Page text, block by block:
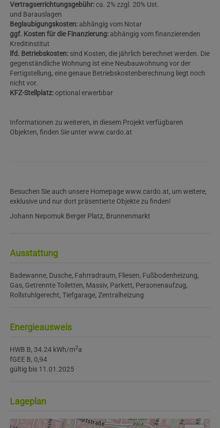
Vertragserrichtungsgebühr:ca. 2% zzgl. 20% Ust.
und Barauslagen
Beglaubigungskosten: abhängig vom Notar
ggf. Kosten für die Finanzierung: abhängig vom finanzierenden
Kreditinstitut
lfd. Betriebskosten: sind Kosten, die jährlich berechnet werden. Die
gegenständliche Wohnung ist eine Neubauwohnung vor der
Fertigstellung, eine genaue Betriebskostenberechnung liegt noch
nicht vor.
KFZ-Stellplatz:optional erwerbbar
Informationen zu weiteren, in diesem Projekt verfügbaren
Objekten, finden Sie unter www.cardo.at
Besuchen Sie auch unsere Homepage www.cardo.at, um weitere,
exklusive und nur dort präsentierte Objekte zu finden!
Johann Nepomuk Berger Platz, Brunnenmarkt
Ausstattung
Badewanne Dusche Fahrradraum Fliesen Fußbodenheizung
Gas Getrennte Toiletten Massiv Parkett Personenaufzug
Rollstuhlgerecht Tiefgarage Zentralheizung
Energieausweis
HWB B, 34.24 kWh/m2a
fGEE B, 0,94
gültig bis 11.01.2025
Lageplan